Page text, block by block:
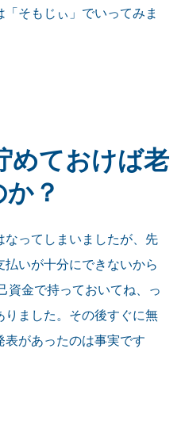
そもじぃ」でいってみま
めておけば老
？
なってしまいましたが、先
払いが十分にできないから
資金で持っておいてね、っ
ました。その後すぐに無
表があったのは事実です